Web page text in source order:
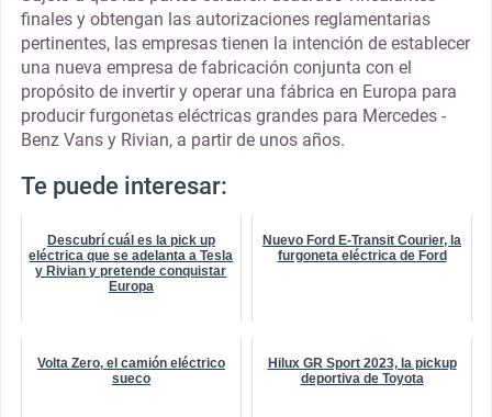
finales y obtengan las autorizaciones reglamentarias
pertinentes, las empresas tienen la intención de establecer
una nueva empresa de fabricación conjunta con el
propósito de invertir y operar una fábrica en Europa para
producir furgonetas eléctricas grandes para Mercedes -
Benz Vans y Rivian, a partir de unos años.
Te puede interesar:
Descubrí cuál es la pick up
eléctrica que se adelanta a Tesla
y Rivian y pretende conquistar
Europa
Nuevo Ford E-Transit Courier, la
furgoneta eléctrica de Ford
Volta Zero, el camión eléctrico
sueco
Hilux GR Sport 2023, la pickup
deportiva de Toyota